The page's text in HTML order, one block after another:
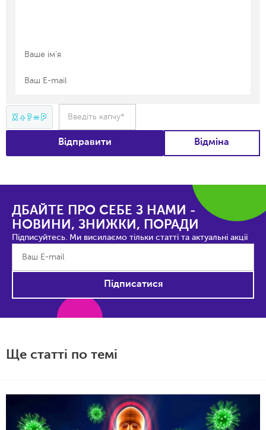
X + ? = P Введіть капчу*
Відправити Відміна
ДБАЙТЕ ПРО СЕБЕ З НАМИ -
НОВИНИ, ЗНИЖКИ, ПОРАДИ
Підписуйтесь. Ми висилаємо тільки статті та актуальні акції
Підписатися
Ще статті по темі